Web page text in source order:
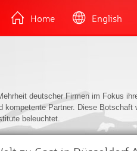
Home English
deutscher Firmen im Fokus
kompetente Partner. Diese Botschaft
beleuchtet.